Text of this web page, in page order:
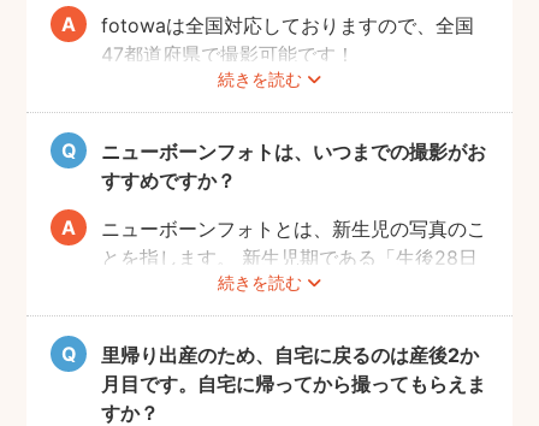
を必須化しています。
「赤ちゃんの扱いに慣れていて安心だった」
「カメラマンさんの寝かしつけが上手で、参
ています。
また、子育て経験のあるパパ・ママのフォト
グラファーも多く、同じ目線で寄り添ってく
れるのも安心のポイント。
撮影はフォトグラファーがご自宅へ伺うスタ
イルなので、赤ちゃんだけでなく、産後のマ
マへの負担も少なくて済みます。
続きを読む
fotowaは全国対応しておりますので、全国
47都道府県で撮影可能です！
また撮影料金にカメラマンの交通費も含まれ
ているので、首都圏以外の撮影であっても、
カメラマンの撮影可能エリア内であれば追加
料金はかかりません。
撮影を希望するご住所を入力いただくと、対
応可能なカメラマンがいるか確認することが
できます。
ニューボーンフォトは、いつまでの撮影がお
すすめですか？
続きを読む
ニューボーンフォトとは、新生児の写真のこ
とを指します。 新生児期である「生後28日
間」のうち、なるべく早めの撮影をおすすめ
します。 ニューボーンフォトはおくるみに
包まれた状態や、赤ちゃんが眠っている間に
撮影することが多いため、眠っている時間の
長い新生児期の撮影が適しています。
里帰り出産のため、自宅に戻るのは産後2か
月目です。自宅に帰ってから撮ってもらえま
すか？